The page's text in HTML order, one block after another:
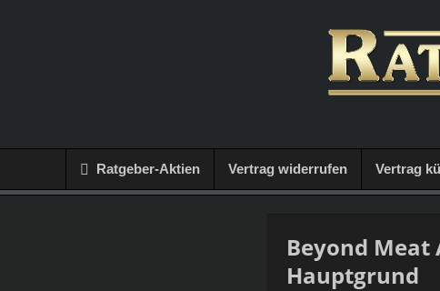
Ratgeber-Aktien Vertrag widerrufen Vertrag
Beyond Meat
Hauptgrund